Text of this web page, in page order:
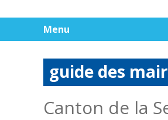
Menu
guide des
Canton de la